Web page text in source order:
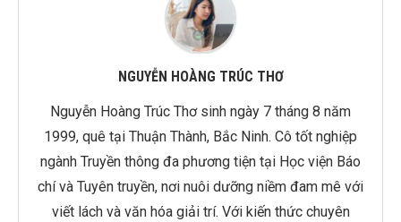
NGUYỄN HOÀNG TRÚC THƠ
Nguyễn Hoàng Trúc Thơ sinh ngày 7 tháng 8 năm
1999, quê tại Thuận Thành, Bắc Ninh. Cô tốt nghiệp
ngành Truyền thông đa phương tiện tại Học viện Báo
chí và Tuyên truyền, nơi nuôi dưỡng niềm đam mê với
viết lách và văn hóa giải trí. Với kiến thức chuyên